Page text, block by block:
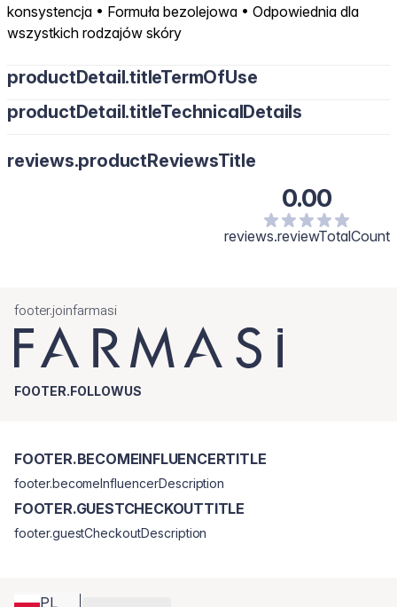
konsystencja • Formuła bezolejowa • Odpowiednia dla
wszystkich rodzajów skóry
productDetail.titleTermOfUse
productDetail.titleTechnicalDetails
reviews.productReviewsTitle
0.00
reviews.reviewTotalCount
footer.joinfarmasi
FOOTER.FOLLOWUS
PL
FOOTER.BECOMEINFLUENCERTITLE
footer.becomeInfluencerDescription
FOOTER.GUESTCHECKOUTTITLE
footer.guestCheckoutDescription